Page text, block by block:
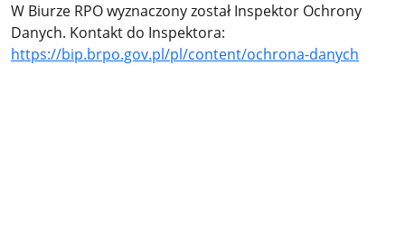
W Biurze RPO wyznaczony został Inspektor Ochrony
Danych. Kontakt do Inspektora:
https://bip.brpo.gov.pl/pl/content/ochrona-danych